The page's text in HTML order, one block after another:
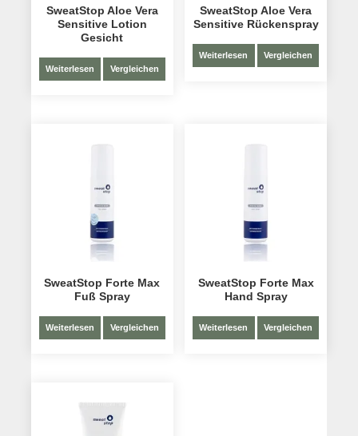
SweatStop Aloe Vera
Sensitive Lotion
Gesicht
Weiterlesen Vergleichen
SweatStop Aloe Vera
Sensitive Rückenspray
Weiterlesen Vergleichen
SweatStop Forte Max
Fuß Spray
Weiterlesen Vergleichen
SweatStop Forte Max
Hand Spray
Weiterlesen Vergleichen